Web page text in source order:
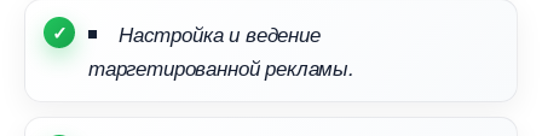
Настройка и ведение
таргетированной рекламы.